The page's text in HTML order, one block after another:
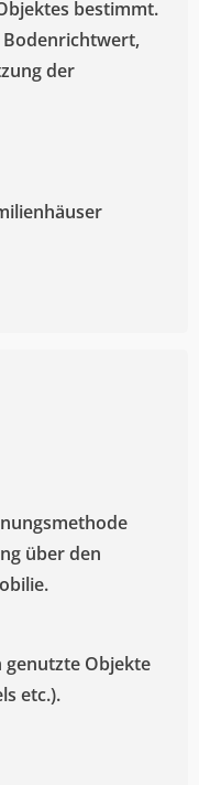
bestimmt.
Bodenrichtwert,
der
über den
Objekte
etc.).